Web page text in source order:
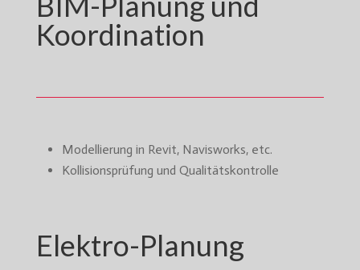
Koordination
Modellierung in Revit, Navisworks, etc.
Kollisionsprüfung und Qualitätskontrolle
Elektro-Planung